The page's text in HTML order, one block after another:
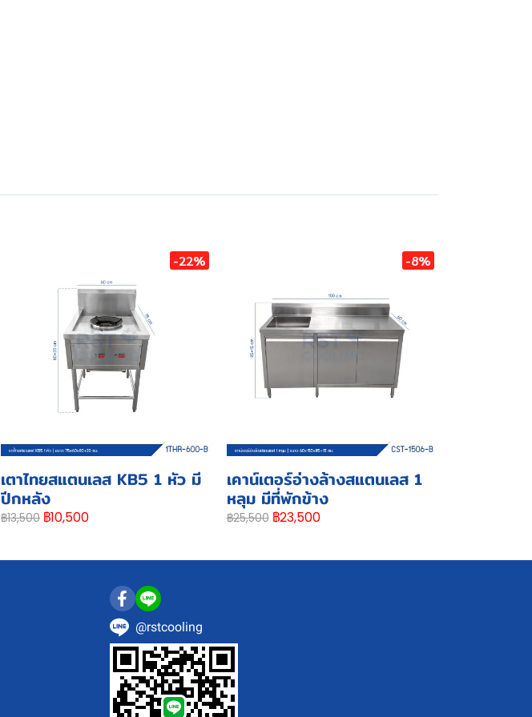
-22%
เตาไทยสแตนเลส KB5 1 หัว มี
ปีกหลัง
฿13,500 ฿10,500
-8%
เคาน์เตอร์อ่างล้างสแตนเลส 1
หลุม มีที่พักข้าง
฿25,500 ฿23,500
@rstcooling